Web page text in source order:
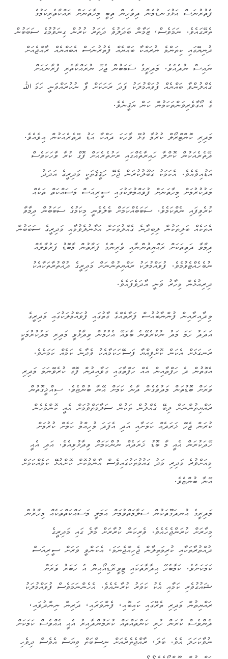
ފެތުރުނަސް އަޅުގަނޑުމެން ދިވެހިން ތިބީ މިހާތަނަށް ރައްކާތެރިކަމުގެ
ތެރޭގައެވެ. ނަމަވެސް، ޒަމާން ބަދަލުވެ ދަތަރު ކުރުން ގިނަވުމުގެ ސަބަބުން
ދުނިޔޭގައި ކިތަންމެ ނުރައްކާ ބައްޔެއް ފެތުރުނަސް އެބައްޔެއް ރާއްޖެއަށް
ނައިސް ނުދެއެވެ. މަދިރީގެ ސަބަބުން ޖެހޭ ނުރައްކާތެރި ފުރާނައަށް
ގެއްލުންވާ ބައްޔެއް ފުވައްމުލަކު ފަދަ ރަށަކަށް ފާ ނުކުރައްވަނީ ހަމަ ﷲ
ގެ އޯގާވެރިވަންތަކަމުން ކަން ޔަޤީނެވެ.
މަދިރި ކޮންޓްރޯލް ކުރުމާ ގުޅޭ ވާހަކަ ދައްކާ އަޑު ދޭތެރެއަކުން އިވެއެވެ.
ދޭތެރެއަކުން ކޮށްލާ ހައިރާތެއްގައި ރަށުތެރެއަށް ފޮގް ކުރާ ވާހަކަވެސް
އަޑުއިވެއެވެ. އެކަމަކު ގަބޫލުކުރަން ޖެހޭ ހަޤީޤަތަކީ މަދިރީގެ އަދަދު
މަދުކުރުމަށް މިހާތަނަށް ފުވައްމުލަކުގައި ސީރިއަސް މަސައްކަތް ތަކެއް
ކުރެވިފައި ނެތްކަމެވެ. ސަބަބެއްކަމަށް ބެލެވެނީ މިކަމުގެ ސަބަބުން ދިމާވާ
އެތަކެއް ބަލިތަކުން ލިބިދާނެ ގެއްލުމަކަށް އަޅާނުލެވުމާއި މަދިރީގެ ސަބަބުން
ދިމާވާ ދަތިތަކަށް ރައްޔިތުންނާއި ވެރިންގެ ފަރާތުން މާބޮޑު ފަރުވާލެއް
ނުބެހެއްޓެވުމެވެ. ފުވައްމުލަކު ރައްޔިތުންނަށް މަދިރީގެ ދުއްތުރާތަކާއެކު
ދިރިއުޅެން މިހާރު ވަނީ އާދަވެފައެވެ.
މިދާއިރާއިން ފުންނާބުއުސް ފަރާތެއްގެ ގާތުގައި ފުވައްމުލަކުގައި މަދިރީގެ
އަދަދު ހަމަ މަދު ނުކުރެވޭނެ ބާވައޭ އެހުމުން ވިދާޅުވީ މަދިރި މަދުކުރުމަކީ
ރަނގަޅަށް އެކަން ކޮށްފިއްޔާ ފަސޭހަކަމާއެކު ވެދާނެ ކަމެއް ކަމަށެވެ.
އެގޮތުން ދެ ހަފްތާއިން އެއް ހަފްތާގައި ގަވާއިދުން ފޮގް ކުރެވޭނަމަ މަދިރި
ވަރަށް ބޮޑުތަން މަދުވެގެން ދާނެ ކަމަށް އޭނާ ބުންޏެވެ. ސިއްޚީގޮތުން
ރައްޔިތުންނަށް ލިބޭ ގެއްލުން ތަކުން ސަލާމަތްވުމަށް އެއީ ކޮންމެހެން
ކުރަން ޖެހޭ ޚަރަދެއް ކަމަށާއި އަދި އެފަދަ މުހިއްމު ކަމެށް ކުރުމަށް
ހޭދަކުރަން އެއީ މާ ބޮޑު ޚަރަދެއް ނުންކަމަށް ވިދާޅުވިއެވެ. އަދި އެއީ
މިއަށްވުރެ މަދިރި މަދު ގައުމުތަކުގައިވެސް އާންމުކޮށް ކޮށްއުޅޭ ކަމެއްކަމަށް
އޭނާ ބުންޏެވެ.
މަދިރީގެ އުނދަގޫތަކުން ސަލާމަތްވުމަށް އަމަލީ މަސައްކަތްތަކެއް މިހާރުން
މިހާރަށް ކުރަންޖެހެއެވެ. ވެރިކަން ކުރާރަށް މާލެ ގައި މަދިރީގެ
ދުއްތުރާތަކާއި ކުރިމަތިލާން ޖެހިއްޖެނަމަ، އެކަންވީ ވަރަށް ސީރިއަސް
ކަމަކަށެވެ. ކަމާބެހޭ އިދާރާތަކައި ޓިވީރޭޑިއޯއިން އެ ހަބަރު ވަރަށް
ޝައުގުވެރި ކަމާއި އެކު ކަވަރު ކުރާނެއެވެ. އެހެންނަމަވެސް ފުވައްމުލަކު
ރައްޔިތުން މަދިރި ތެރޭގައި ކައިބޮއި، ފެންވަރައި، ދަރިން ނިންދުވައި،
ދެންވެސް ކުރަން ހުރި ކަންތައްތައް ކުރަމުންދާއިރު އެއީ އެއްވެސް ކަމަކަށް
ނުވާކަހަލަ އެވެ. ބަލަ، ރާއްޖެތެރެއަށް ނިސްބަތް ވިޔަސް އެވެސް ދިވެހި